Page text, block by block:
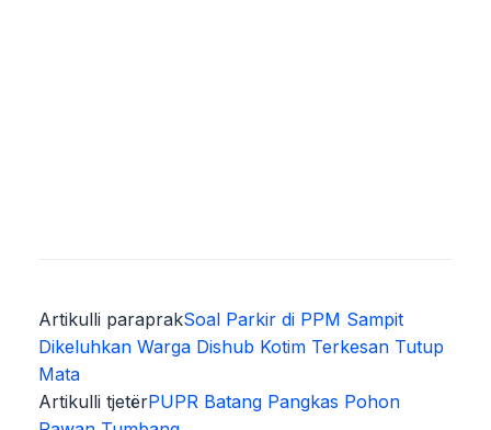
Artikulli paraprakSoal Parkir di PPM Sampit
Dikeluhkan Warga Dishub Kotim Terkesan Tutup
Mata
Artikulli tjetërPUPR Batang Pangkas Pohon